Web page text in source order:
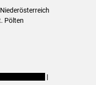
Pölten
|